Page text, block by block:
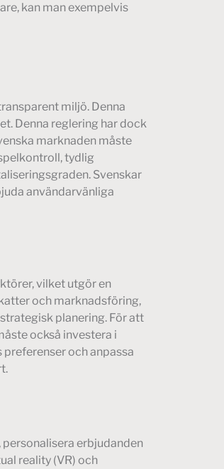
kan man exempelvis
miljö. Denna
Denna reglering har dock
marknaden måste
tydlig
Svenskar
användarvänliga
vilket utgör en
och marknadsföring,
planering. För att
också investera i
och anpassa
erbjudanden
reality (VR) och